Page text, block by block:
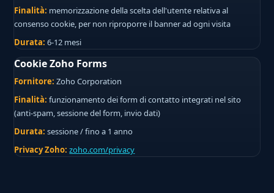
Finalità: memorizzazione della scelta dell'utente relativa al
consenso cookie, per non riproporre il banner ad ogni visita
Durata: 6-12 mesi
Cookie Zoho Forms
Fornitore: Zoho Corporation
Finalità: funzionamento dei form di contatto integrati nel sito
(anti-spam, sessione del form, invio dati)
Durata: sessione / fino a 1 anno
Privacy Zoho: zoho.com/privacy